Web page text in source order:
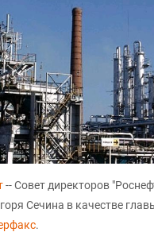
-- Совет директоров
Сечина в качестве
.